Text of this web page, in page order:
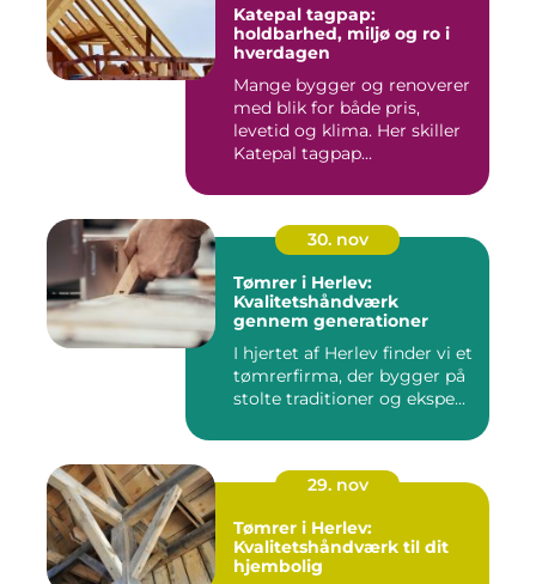
Katepal tagpap:
holdbarhed, miljø og ro i
hverdagen
Mange bygger og renoverer
med blik for både pris,
levetid og klima. Her skiller
Katepal tagpap...
30. nov
Tømrer i Herlev:
Kvalitetshåndværk
gennem generationer
I hjertet af Herlev finder vi et
tømrerfirma, der bygger på
stolte traditioner og ekspe...
29. nov
Tømrer i Herlev:
Kvalitetshåndværk til dit
hjembolig